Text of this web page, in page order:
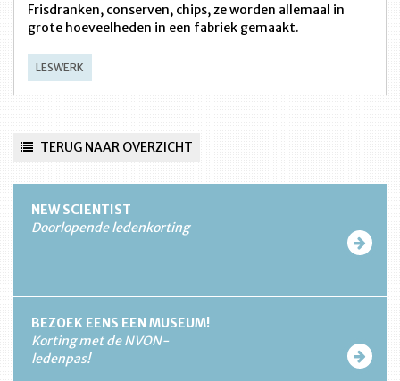
Frisdranken, conserven, chips, ze worden allemaal in
grote hoeveelheden in een fabriek gemaakt.
LESWERK
TERUG NAAR OVERZICHT
NEW SCIENTIST
Doorlopende ledenkorting
BEZOEK EENS EEN MUSEUM!
Korting met de NVON-
ledenpas!